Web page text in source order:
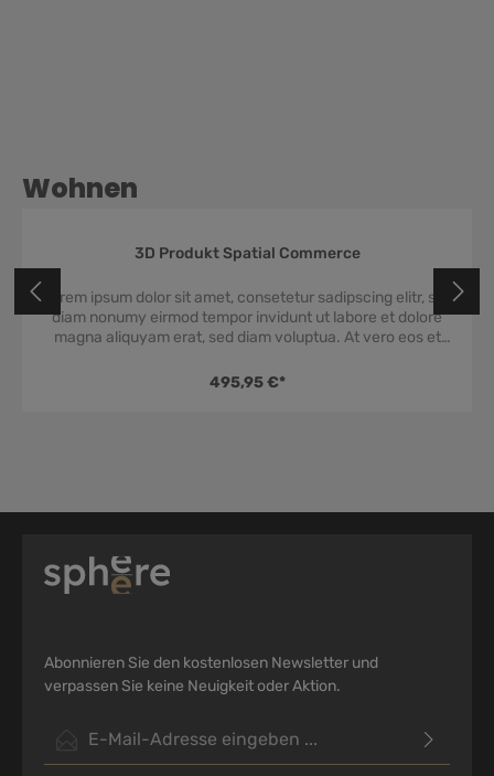
Wohnen
von 0 von 5 Sternen Durchschnittliche
3D Produkt Spatial Commerce
Lorem ipsum dolor sit amet, consetetur sadipscing elitr, sed
diam nonumy eirmod tempor invidunt ut labore et dolore
magna aliquyam erat, sed diam voluptua. At vero eos et
gubergren, no sea takimata sanctus est Lorem ipsum dolor
495,95 €*
Abonnieren Sie den kostenlosen Newsletter und
verpassen Sie keine Neuigkeit oder Aktion.